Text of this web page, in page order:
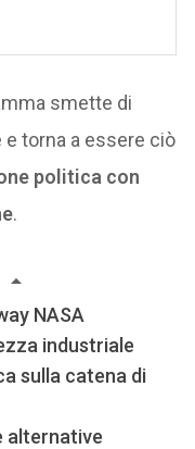
smette di
torna a essere ciò
politica con
.
NASA
industriale
sulla catena di
alternative